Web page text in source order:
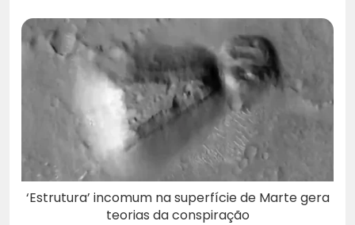
‘Estrutura’ incomum na superfície de Marte gera
teorias da conspiração